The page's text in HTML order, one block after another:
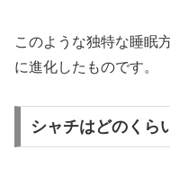
このような独特な睡眠
に進化したものです。
シャチはどのくら